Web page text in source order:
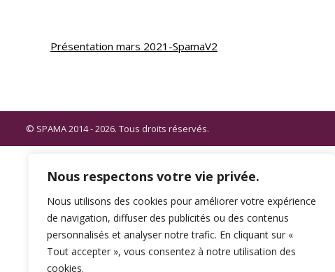
Nous respectons votre vie privée.
Nous utilisons des cookies pour améliorer votre expérience
de navigation, diffuser des publicités ou des contenus
personnalisés et analyser notre trafic. En cliquant sur «
Tout accepter », vous consentez à notre utilisation des
cookies.
Présentation mars 2021-SpamaV2
© SPAMA 2014 - 2026. Tous droits réservés.